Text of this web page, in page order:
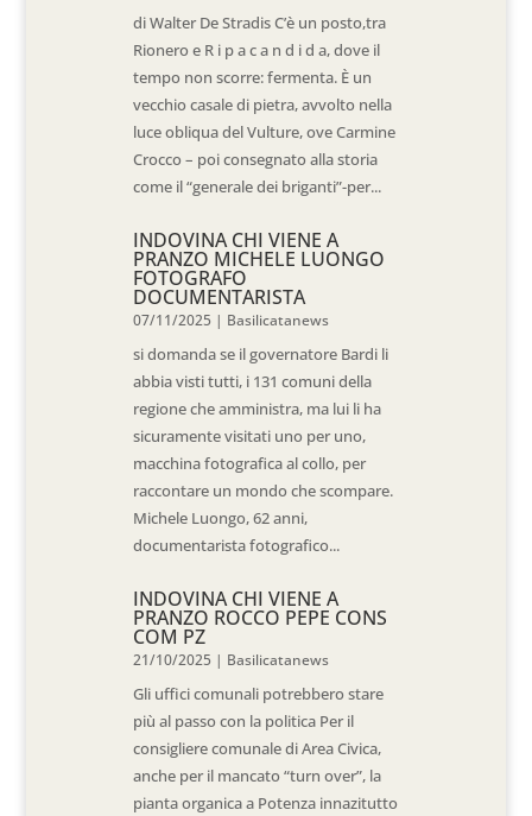
di Walter De Stradis C’è un posto,tra
Rionero e R i p a c a n d i d a, dove il
tempo non scorre: fermenta. È un
vecchio casale di pietra, avvolto nella
luce obliqua del Vulture, ove Carmine
Crocco – poi consegnato alla storia
come il “generale dei briganti”-per...
INDOVINA CHI VIENE A
PRANZO MICHELE LUONGO
FOTOGRAFO
DOCUMENTARISTA
07/11/2025 | Basilicatanews
si domanda se il governatore Bardi li
abbia visti tutti, i 131 comuni della
regione che amministra, ma lui li ha
sicuramente visitati uno per uno,
macchina fotografica al collo, per
raccontare un mondo che scompare.
Michele Luongo, 62 anni,
documentarista fotografico...
INDOVINA CHI VIENE A
PRANZO ROCCO PEPE CONS
COM PZ
21/10/2025 | Basilicatanews
Gli uffici comunali potrebbero stare
più al passo con la politica Per il
consigliere comunale di Area Civica,
anche per il mancato “turn over”, la
pianta organica a Potenza innazitutto